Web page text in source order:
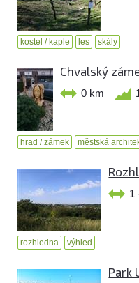
kostel / kaple les skály
Chvalský
0 km
hrad / zámek městská
1
rozhledna výhled
Park